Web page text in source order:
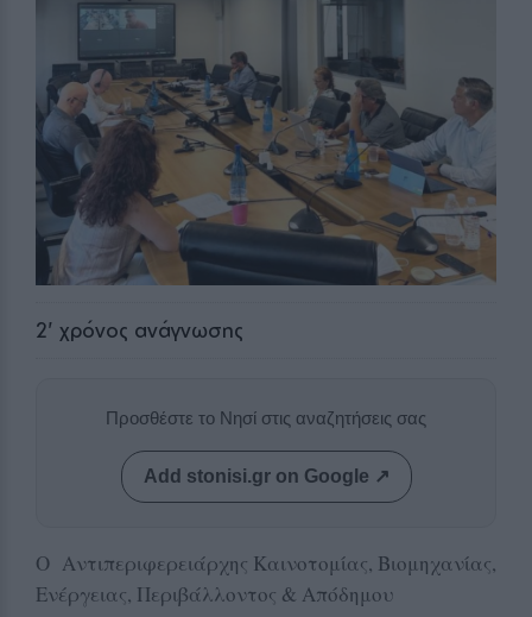
2' χρόνος ανάγνωσης
Προσθέστε το Νησί στις αναζητήσεις σας
Add stonisi.gr on Google ↗
Ο Αντιπεριφερειάρχης Καινοτομίας, Βιομηχανίας,
Ενέργειας, Περιβάλλοντος & Απόδημου